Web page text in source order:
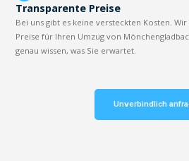
Transparente Preise
Bei uns gibt es keine versteckten Kosten.
Preise für Ihren Umzug von
genau wissen, was Sie erwartet.
Unverbindlich